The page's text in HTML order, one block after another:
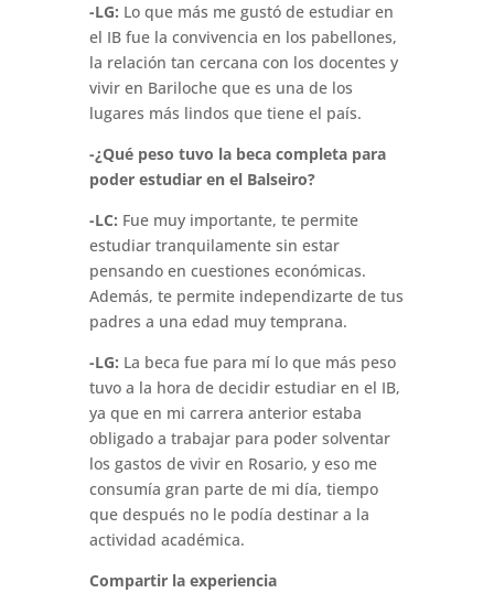
-LG: Lo que más me gustó de estudiar en
el IB fue la convivencia en los pabellones,
la relación tan cercana con los docentes y
vivir en Bariloche que es una de los
lugares más lindos que tiene el país.
-¿Qué peso tuvo la beca completa para
poder estudiar en el Balseiro?
-LC: Fue muy importante, te permite
estudiar tranquilamente sin estar
pensando en cuestiones económicas.
Además, te permite independizarte de tus
padres a una edad muy temprana.
-LG: La beca fue para mí lo que más peso
tuvo a la hora de decidir estudiar en el IB,
ya que en mi carrera anterior estaba
obligado a trabajar para poder solventar
los gastos de vivir en Rosario, y eso me
consumía gran parte de mi día, tiempo
que después no le podía destinar a la
actividad académica.
Compartir la experiencia